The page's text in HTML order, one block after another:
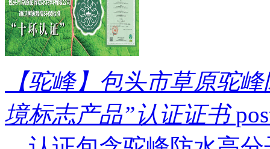
【驼峰】包头市草原驼
境标志产品”认证证书